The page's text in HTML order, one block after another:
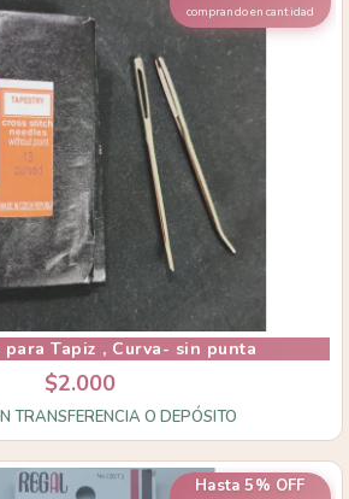
comprando en cantidad
Tapiz , Curva- sin punta
$2.000
TRANSFERENCIA O DEPÓSITO
Hasta 5% OFF